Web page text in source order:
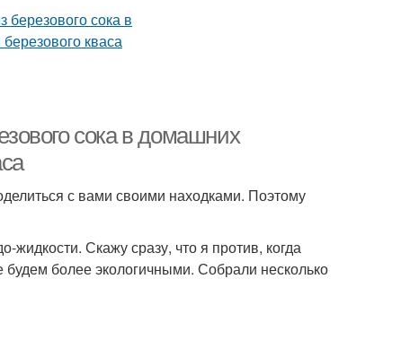
сока в домашних
с вами своими находками. Поэтому
жидкости. Скажу сразу, что я против, когда
более экологичными. Собрали несколько